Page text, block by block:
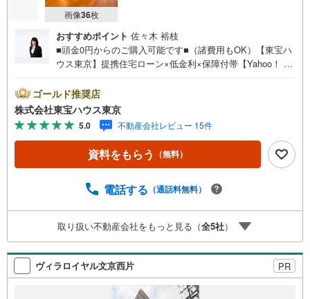
画像36枚
おすすめポイント 佐々木 裕枝
■頭金0円からのご購入可能です■（諸費用もOK）【東宝ハ
ウス東京】提携住宅ローン×低金利×保障付帯【Yahoo！ 不
ayボーナスライトがもらえる「Yahoo！ 不動産 物件ご成約
キャンペーン」の対象になります。「資料をもらう」「見
学予約をする」ボタンからお問い合わせください。※必ずY
ahoo！ JAPAN IDでログインしてください。※PayPayボー
ナスライトは出金と譲渡はできません。ご案内・詳細な資
料のご請求はお気軽にどうぞ♪お電話でのお問い合わせも
ゴールド推奨店
株式会社東宝ハウス東京
5.0 不動産会社レビュー 15件
資料をもらう （無料）
電話する （通話料無料）
取り扱い不動産会社をもっと見る（全5社）
ヴィラロイヤル文京西片 PR